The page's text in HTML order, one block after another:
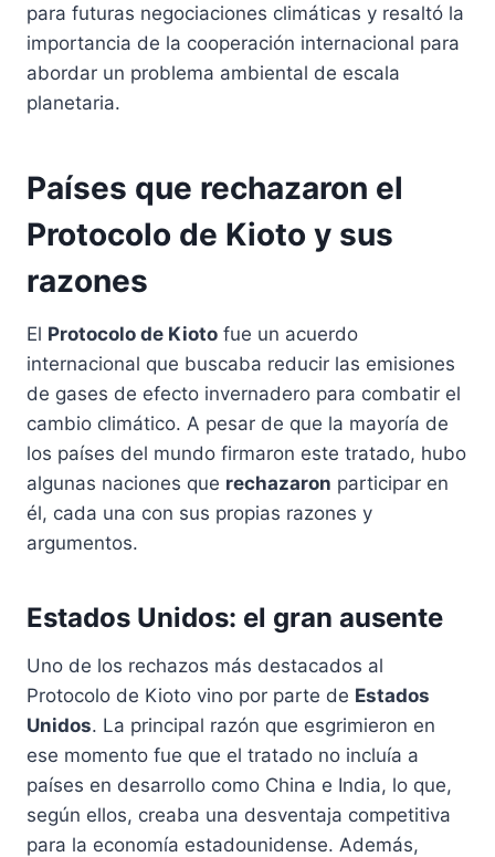
para futuras negociaciones climáticas y resaltó la
importancia de la cooperación internacional para
abordar un problema ambiental de escala
planetaria.
Países que rechazaron el
Protocolo de Kioto y sus
razones
El Protocolo de Kioto fue un acuerdo
internacional que buscaba reducir las emisiones
de gases de efecto invernadero para combatir el
cambio climático. A pesar de que la mayoría de
los países del mundo firmaron este tratado, hubo
algunas naciones que rechazaron participar en
él, cada una con sus propias razones y
argumentos.
Estados Unidos: el gran ausente
Uno de los rechazos más destacados al
Protocolo de Kioto vino por parte de Estados
Unidos. La principal razón que esgrimieron en
ese momento fue que el tratado no incluía a
países en desarrollo como China e India, lo que,
según ellos, creaba una desventaja competitiva
para la economía estadounidense. Además,